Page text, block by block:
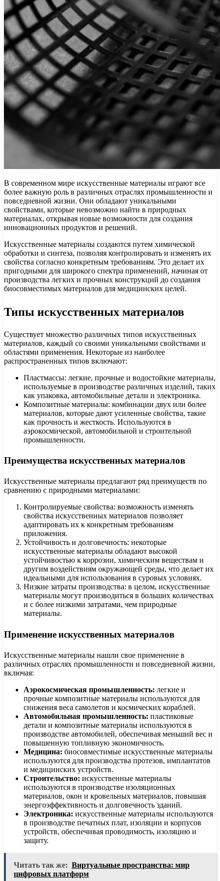
В современном мире искусственные материалы играют все
более важную роль в различных отраслях промышленности и
повседневной жизни. Они обладают уникальными
свойствами, которые невозможно найти в природных
материалах, открывая новые возможности для создания
инновационных продуктов и решений.
Искусственные материалы создаются путем химической
обработки и синтеза, позволяя контролировать и изменять их
свойства согласно конкретным требованиям. Это делает их
пригодными для широкого спектра применений, начиная от
производства легких и прочных конструкций до создания
биосовместимых материалов для медицинских целей.
Типы искусственных материалов
Существует множество различных типов искусственных
материалов, каждый со своими уникальными свойствами и
областями применения. Некоторые из наиболее
распространенных типов включают:
Пластмассы: легкие, прочные и водостойкие материалы,
используемые в производстве различных изделий, таких
как упаковка, автомобильные детали и электроника.
Композитные материалы: комбинации двух или более
материалов, которые дают усиленные свойства, такие
как прочность и жесткость. Используются в
аэрокосмической, автомобильной и строительной
промышленности.
Преимущества искусственных материалов
Искусственные материалы предлагают ряд преимуществ по
сравнению с природными материалами:
Контролируемые свойства: возможность изменять
свойства искусственных материалов позволяет
адаптировать их к конкретным требованиям
приложения.
Устойчивость и долговечность: некоторые
искусственные материалы обладают высокой
устойчивостью к коррозии, химическим веществам и
другим воздействиям окружающей среды, что делает их
идеальными для использования в суровых условиях.
Низкие затраты производства: в целом, искусственные
материалы могут производиться в больших количествах
и с более низкими затратами, чем природные
материалы.
Применение искусственных материалов
Искусственные материалы нашли свое применение в
различных отраслях промышленности и повседневной жизни,
включая:
Аэрокосмическая промышленность: легкие и
прочные композитные материалы используются для
снижения веса самолетов и космических кораблей.
Автомобильная промышленность: пластиковые
детали и композитные материалы используются в
производстве автомобилей, обеспечивая меньший вес и
повышенную топливную экономичность.
Медицина: биосовместимые искусственные материалы
используются для производства протезов, имплантатов
и медицинских устройств.
Строительство: искусственные материалы
используются в производстве изоляционных
материалов, окон и кровельных материалов, повышая
энергоэффективность и долговечность зданий.
Электроника: искусственные материалы используются
в производстве печатных плат, изоляции и корпусов
устройств, обеспечивая проводимость, изоляцию и
защиту.
Читать так же: Виртуальные пространства: мир
цифровых платформ